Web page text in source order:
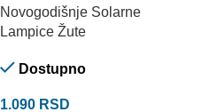
Novogodišnje Solarne
Lampice Žute
Dostupno
1.090 RSD